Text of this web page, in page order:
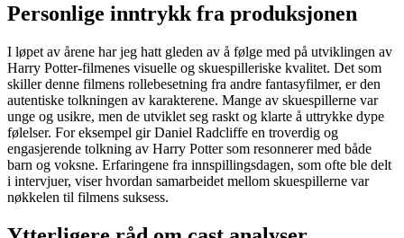
Personlige inntrykk fra produksjonen
I løpet av årene har jeg hatt gleden av å følge med på utviklingen av
Harry Potter-filmenes visuelle og skuespilleriske kvalitet. Det som
skiller denne filmens rollebesetning fra andre fantasyfilmer, er den
autentiske tolkningen av karakterene. Mange av skuespillerne var
unge og usikre, men de utviklet seg raskt og klarte å uttrykke dype
følelser. For eksempel gir Daniel Radcliffe en troverdig og
engasjerende tolkning av Harry Potter som resonnerer med både
barn og voksne. Erfaringene fra innspillingsdagen, som ofte ble delt
i intervjuer, viser hvordan samarbeidet mellom skuespillerne var
nøkkelen til filmens suksess.